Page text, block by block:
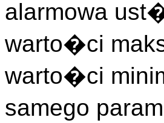
alarmowa
warto�ci
warto�ci
samego